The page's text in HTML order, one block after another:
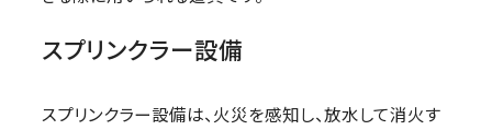
スプリンクラー設備
スプリンクラー設備は、火災を感知し、放水して消火す